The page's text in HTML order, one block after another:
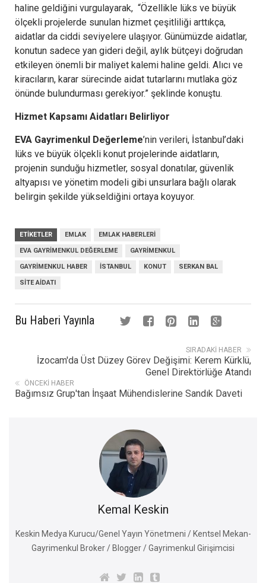
haline geldiğini vurgulayarak, “Özellikle lüks ve büyük
ölçekli projelerde sunulan hizmet çeşitliliği arttıkça,
aidatlar da ciddi seviyelere ulaşıyor. Günümüzde aidatlar,
konutun sadece yan gideri değil, aylık bütçeyi doğrudan
etkileyen önemli bir maliyet kalemi haline geldi. Alıcı ve
kiracıların, karar sürecinde aidat tutarlarını mutlaka göz
önünde bulundurması gerekiyor.” şeklinde konuştu.
Hizmet Kapsamı Aidatları Belirliyor
EVA Gayrimenkul Değerleme’nin verileri, İstanbul’daki
lüks ve büyük ölçekli konut projelerinde aidatların,
projenin sunduğu hizmetler, sosyal donatılar, güvenlik
altyapısı ve yönetim modeli gibi unsurlara bağlı olarak
belirgin şekilde yükseldiğini ortaya koyuyor.
ETIKETLER EMLAK EMLAK HABERLERI
EVA GAYRIMENKUL DEĞERLEME GAYRIMENKUL
GAYRIMENKUL HABER İSTANBUL KONUT SERKAN BAL
SITE AIDATI
Bu Haberi Yayınla
SIRADAKI HABER
İzocam'da Üst Düzey Görev Değişimi: Kerem Kürklü,
Genel Direktörlüğe Atandı
ÖNCEKI HABER
Bağımsız Grup'tan İnşaat Mühendislerine Sandık Daveti
Kemal Keskin
Keskin Medya Kurucu/Genel Yayın Yönetmeni / Kentsel Mekan-
Gayrimenkul Broker / Blogger / Gayrimenkul Girişimcisi